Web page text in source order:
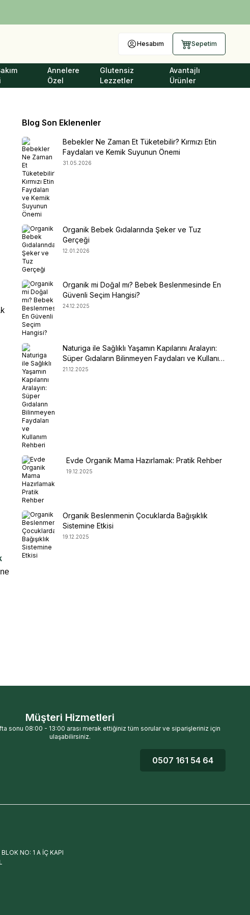
Hesabım Sepetim
Annelere
Özel
Glutensiz
Lezzetler
Avantajlı
Ürünler
Blog Son Eklenenler
Bebekler Ne Zaman Et Tüketebilir? Kırmızı Etin
Faydaları ve Kemik Suyunun Önemi
31.05.2026
Organik Bebek Gıdalarında Şeker ve Tuz
Gerçeği
12.01.2026
Organik mi Doğal mı? Bebek Beslenmesinde En
Güvenli Seçim Hangisi?
24.12.2025
Naturiga ile Sağlıklı Yaşamın Kapılarını Aralayın:
Süper Gıdaların Bilinmeyen Faydaları ve Kullanım
Rehberi
21.12.2025
Evde Organik Mama Hazırlamak: Pratik Rehber
19.12.2025
Organik Beslenmenin Çocuklarda Bağışıklık
Sistemine Etkisi
19.12.2025
Müşteri Hizmetleri
sonu 08:00 - 13:00 arası merak ettiğiniz tüm sorular ve siparişleriniz için
ulaşabilirsiniz.
0507 161 54 64
NO: 1 A İÇ KAPI